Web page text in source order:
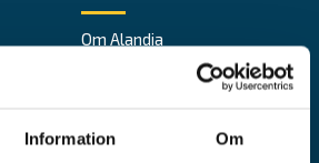
Information Om
Om Alandia
Juridisk information